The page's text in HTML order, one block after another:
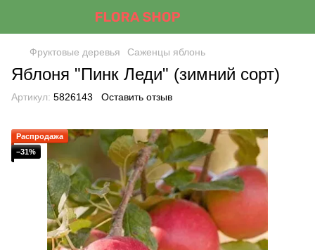
Фруктовые деревья Саженцы яблонь
Яблоня "Пинк Леди" (зимний сорт)
Артикул: 5826143 Оставить отзыв
Распродажа
−31%